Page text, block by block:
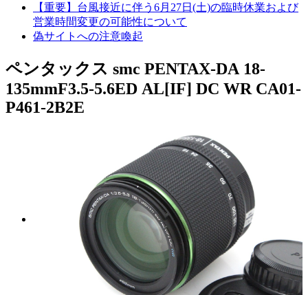
【重要】台風接近に伴う6月27日(土)の臨時休業および
営業時間変更の可能性について
偽サイトへの注意喚起
ペンタックス smc PENTAX-DA 18-
135mmF3.5-5.6ED AL[IF] DC WR CA01-
P461-2B2E